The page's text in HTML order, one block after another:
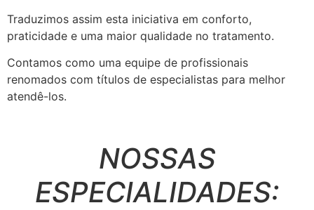
Traduzimos assim esta iniciativa em conforto,
praticidade e uma maior qualidade no tratamento.
Contamos como uma equipe de profissionais
renomados com títulos de especialistas para melhor
atendê-los.
NOSSAS
ESPECIALIDADES: